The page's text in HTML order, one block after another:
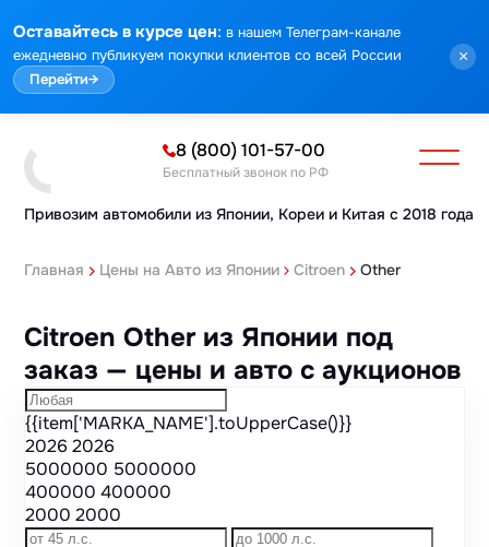
Оставайтесь в курсе цен: в нашем Телеграм-канале
ежедневно публикуем покупки клиентов со всей России
Перейти→
×
Привозим автомобили из Японии, Кореи и Китая с 2018 года
8 (800) 101-57-00
Бесплатный звонок по РФ
Главная Цены на Авто из Японии Citroen Other
Citroen Other из Японии под
заказ — цены и авто с аукционов
{{item['MARKA_NAME'].toUpperCase()}}
20262026
5000000 5000000
400000400000
20002000